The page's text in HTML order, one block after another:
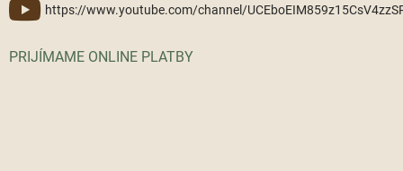
https://www.youtube.com/channel/
PRIJÍMAME ONLINE PLATBY